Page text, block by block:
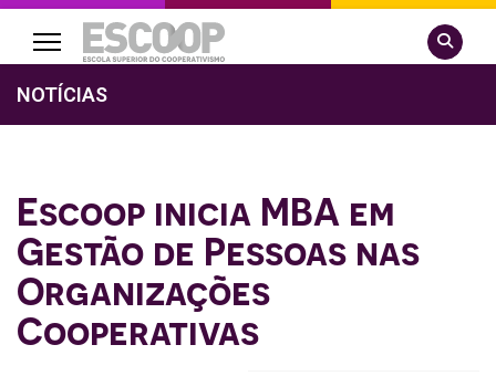
Pesquisar
NOTÍCIAS
Escoop inicia MBA em
Gestão de Pessoas nas
Organizações
Cooperativas